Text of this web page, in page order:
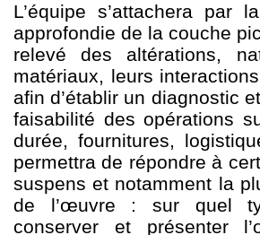
L’équipe s’attachera
approfondie de la couche
relevé des altérations,
matériaux, leurs
afin d’établir un diagnostic
faisabilité des opérations
durée, fournitures,
permettra de répondre à
suspens et notamment la
de l’œuvre : sur quel
conserver et présenter